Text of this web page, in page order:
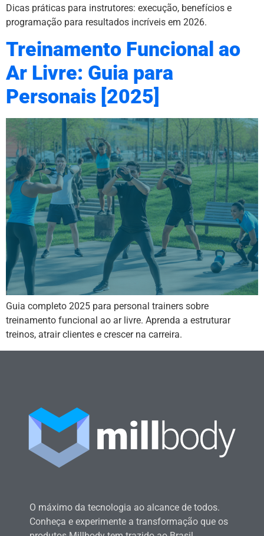
Dicas práticas para instrutores: execução, benefícios e
programação para resultados incríveis em 2026.
Treinamento Funcional ao
Ar Livre: Guia para
Personais [2025]
Guia completo 2025 para personal trainers sobre
treinamento funcional ao ar livre. Aprenda a estruturar
treinos, atrair clientes e crescer na carreira.
O máximo da tecnologia ao alcance de todos.
Conheça e experimente a transformação que os